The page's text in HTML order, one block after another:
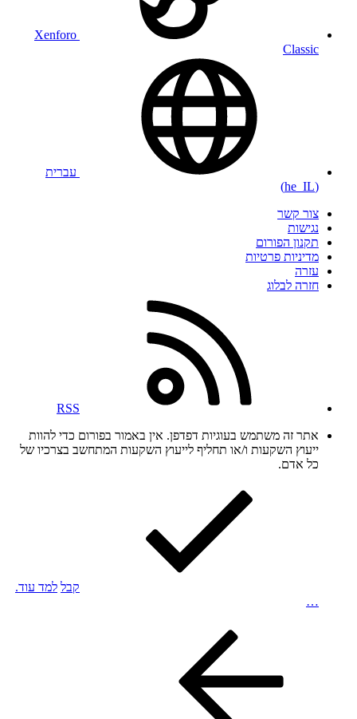
Xenforo
Classic
עברית
(he_IL)
צור קשר
נגישות
תקנון הפורום
מדיניות פרטיות
עזרה
חזרה לבלוג
RSS
אתר זה משתמש בעוגיות דפדפן. אין באמור בפורום כדי להוות
ייעוץ השקעות ו/או תחליף לייעוץ השקעות המתחשב בצרכיו של
כל אדם.
קבל למד עוד.
…